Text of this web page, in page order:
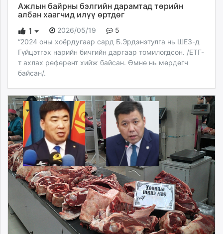
Ажлын байрны бэлгийн дарамтад төрийн
албан хаагчид илүү өртдөг
1
2026/05/19
5
“2024 оны хоёрдугаар сард Б.Эрдэнэтулга нь ШЕЗ-д
Гүйцэтгэх нарийн бичгийн даргаар томилогдсон. /ЕТГ-
т ахлах референт хийж байсан. Өмнө нь мөрдөгч
байсан/.